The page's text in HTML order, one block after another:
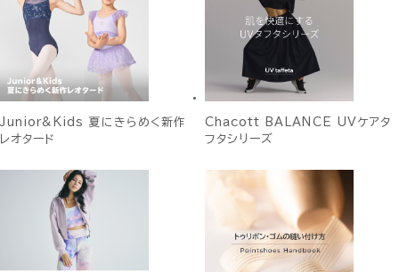
Junior&Kids 夏にきらめく新作
レオタード
Chacott BALANCE UVケアタ
フタシリーズ